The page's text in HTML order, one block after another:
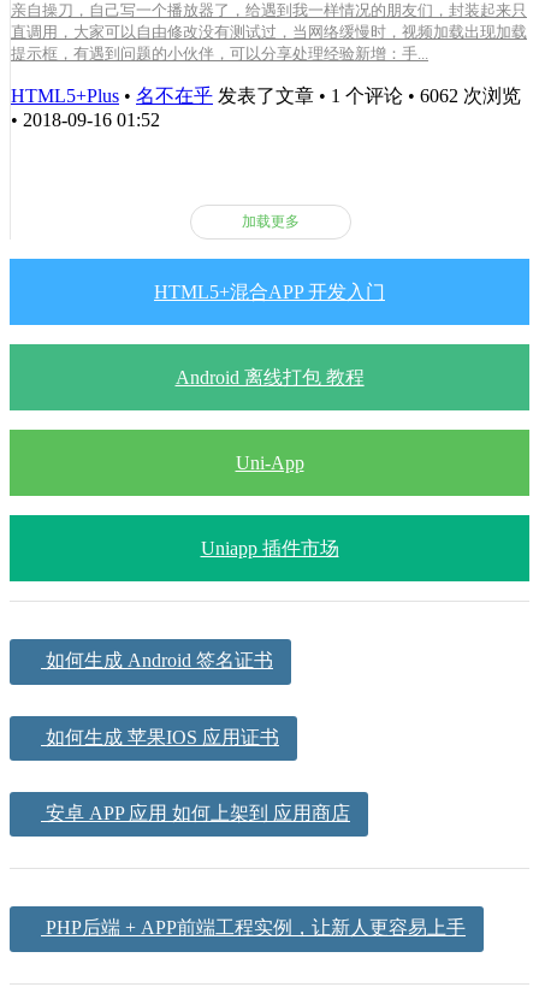
亲自操刀，自己写一个播放器了，给遇到我一样情况的朋友们，封装起来只
直调用，大家可以自由修改没有测试过，当网络缓慢时，视频加载出现加载
提示框，有遇到问题的小伙伴，可以分享处理经验新增：手...
HTML5+Plus • 名不在乎 发表了文章 • 1 个评论 • 6062 次浏览
• 2018-09-16 01:52
加载更多
HTML5+混合APP 开发入门
Android 离线打包 教程
Uni-App
Uniapp 插件市场
如何生成 Android 签名证书
如何生成 苹果IOS 应用证书
安卓 APP 应用 如何上架到 应用商店
PHP后端 + APP前端工程实例，让新人更容易上手